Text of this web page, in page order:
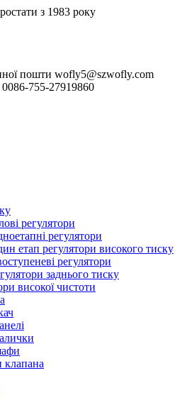
з 1983 року
пошти wofly5@szwofly.com
0086-755-27919860
регулятори
регулятори
етап регулятори високого тиску
регулятори
заднього тиску
високої чистоти
клапана